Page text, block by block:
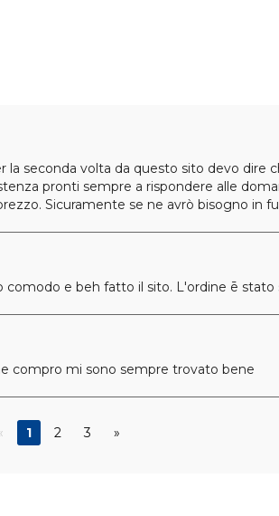
la seconda volta da questo sito devo dire
pronti sempre a rispondere alle
Sicuramente se ne avrò bisogno in
comodo e beh fatto il sito. L'ordine ē
compro mi sono sempre trovato bene
1 2 3 »